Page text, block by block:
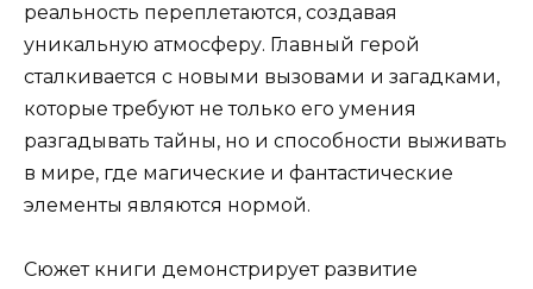
реальность переплетаются, создавая
уникальную атмосферу. Главный герой
сталкивается с новыми вызовами и загадками,
которые требуют не только его умения
разгадывать тайны, но и способности выживать
в мире, где магические и фантастические
элементы являются нормой.
Сюжет книги демонстрирует развитие